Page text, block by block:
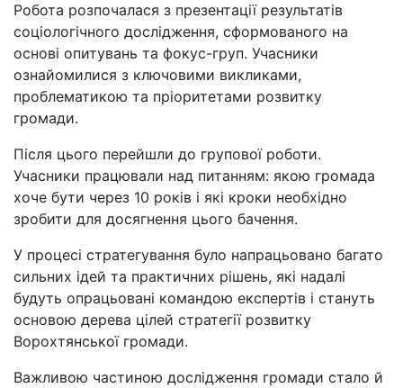
Робота розпочалася з презентації результатів
соціологічного дослідження, сформованого на
основі опитувань та фокус-груп. Учасники
ознайомилися з ключовими викликами,
проблематикою та пріоритетами розвитку
громади.
Після цього перейшли до групової роботи.
Учасники працювали над питанням: якою громада
хоче бути через 10 років і які кроки необхідно
зробити для досягнення цього бачення.
У процесі стратегування було напрацьовано багато
сильних ідей та практичних рішень, які надалі
будуть опрацьовані командою експертів і стануть
основою дерева цілей стратегії розвитку
Ворохтянської громади.
Важливою частиною дослідження громади стало й